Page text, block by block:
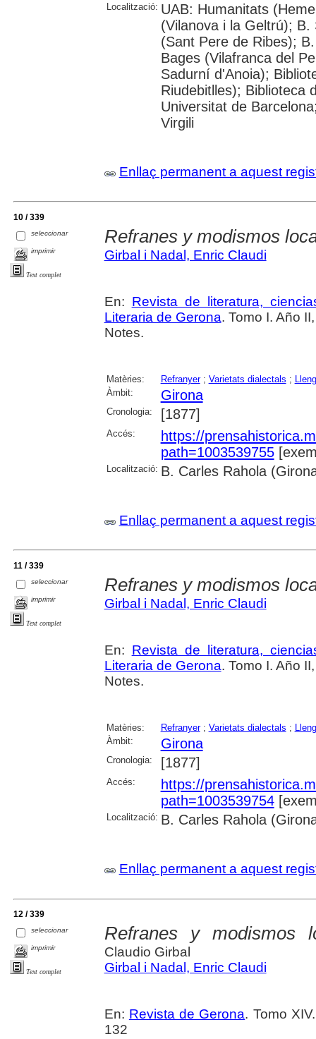
Localització: UAB: Humanitats
(Vilanova i la Geltrú);
(Sant Pere de Ribes);
Bages (Vilafranca del
Sadurní d'Anoia);
Riudebitlles); Biblioteca
Universitat de
Virgili
Enllaç permanent a aquest
10 / 339
seleccionar
imprimir
Text complet
Refranes y modismos
Girbal i Nadal, Enric Claudi
En: Revista de literatura,
Literaria de Gerona. Tomo I. Año
Notes.
Matèries: Refranyer; Varietats dialectals ;
Àmbit:
Girona
Cronologia: [1877]
Accés:
https://
path=1003539755
Localització: B. Carles Rahola
Enllaç permanent a aquest
11 / 339
seleccionar
imprimir
Text complet
Refranes y modismos
Girbal i Nadal, Enric Claudi
En: Revista de literatura,
Literaria de Gerona. Tomo I. Año
Notes.
Matèries: Refranyer; Varietats dialectals ;
Àmbit:
Girona
Cronologia: [1877]
Accés:
https://
path=1003539754
Localització: B. Carles Rahola
Enllaç permanent a aquest
12 / 339
seleccionar
imprimir
Text complet
Refranes y modismos
Claudio Girbal
Girbal i Nadal, Enric Claudi
En: Revista de Gerona. Tomo
132